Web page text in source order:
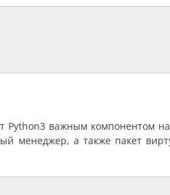
Python3 важным компонентом
менеджер, а также пакет